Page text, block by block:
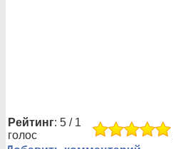
Рейтинг: 5 / 1
голос